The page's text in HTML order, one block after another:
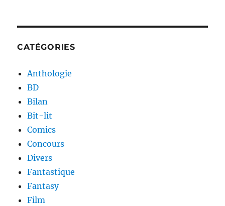
CATÉGORIES
Anthologie
BD
Bilan
Bit-lit
Comics
Concours
Divers
Fantastique
Fantasy
Film